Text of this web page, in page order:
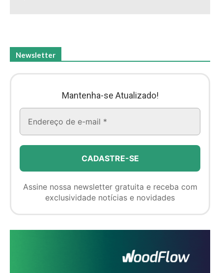
Newsletter
Mantenha-se Atualizado!
Assine nossa newsletter gratuita e receba com
exclusividade notícias e novidades